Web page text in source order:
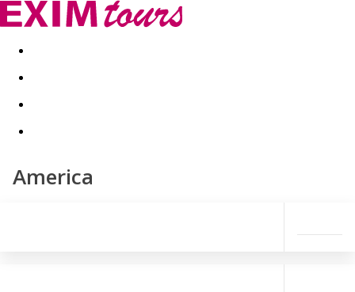
Akční nabídky Last minute
America